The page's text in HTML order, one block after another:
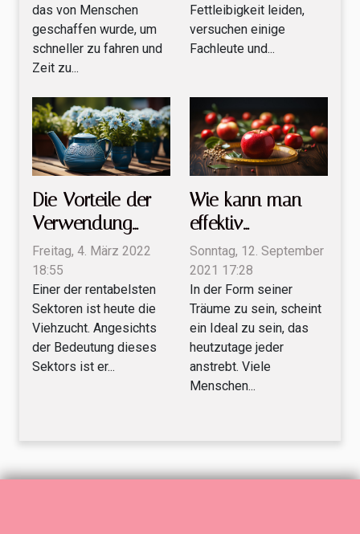
das von Menschen
geschaffen wurde, um
schneller zu fahren und
Zeit zu...
Fettleibigkeit leiden,
versuchen einige
Fachleute und...
Die Vorteile der
Verwendung
einer Gießkanne
Freitag, 4. März 2022
18:55
Einer der rentabelsten
Sektoren ist heute die
Viehzucht. Angesichts
der Bedeutung dieses
Sektors ist er...
Wie kann man
effektiv
abnehmen?
Sonntag, 12. September
2021 17:28
In der Form seiner
Träume zu sein, scheint
ein Ideal zu sein, das
heutzutage jeder
anstrebt. Viele
Menschen...